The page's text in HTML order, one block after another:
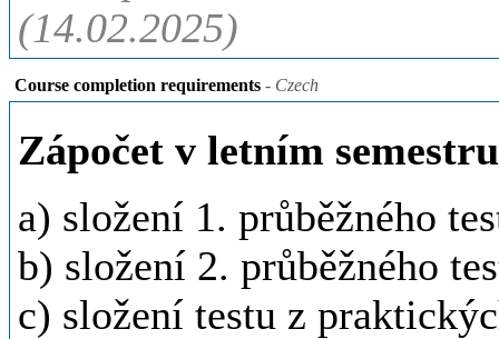
(14.02.2025)
Course completion requirements - Czech
Zápočet v letním
a) složení 1. průběžného
b) složení 2. průběžného
c) složení testu z